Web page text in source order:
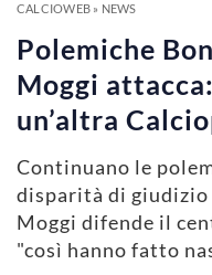
CALCIOWEB» NEWS
Polemiche
Moggi
un’altra
Continuano le
disparità di giudizio
Moggi difende il
"così hanno fatto